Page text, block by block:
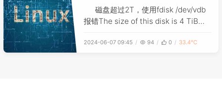
磁盘超过2T，使用fdisk /dev/vdb
报错The size of this disk is 4 TiB
partition table format can not be
2024-06-07 09:45 94 0 33.4℃